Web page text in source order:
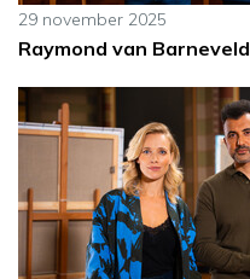
29 november 2025
Raymond van Barneveld